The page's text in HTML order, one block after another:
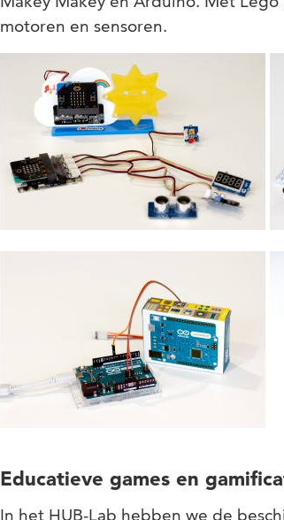
motoren en sensoren.
Educatieve games en
In het HUB-Lab hebben we de